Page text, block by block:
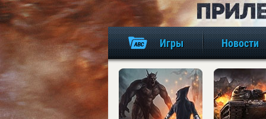
Игры Новости